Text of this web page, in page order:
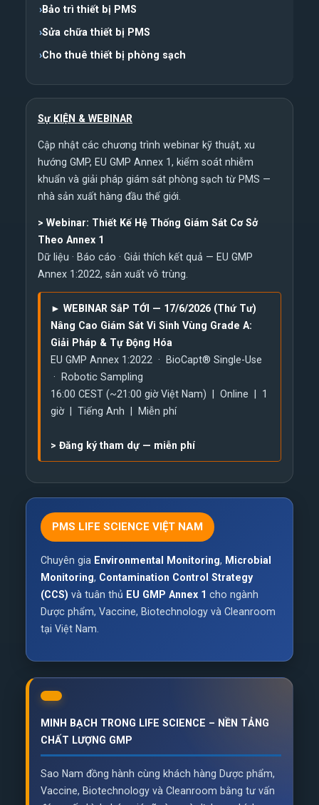
Bảo trì thiết bị PMS
Sửa chữa thiết bị PMS
Cho thuê thiết bị phòng sạch
Sự KIỆN & WEBINAR
Cập nhật các chương trình webinar kỹ thuật, xu
hướng GMP, EU GMP Annex 1, kiểm soát nhiễm
khuẩn và giải pháp giám sát phòng sạch từ PMS —
nhà sản xuất hàng đầu thế giới.
> Webinar: Thiết Kế Hệ Thống Giám Sát Cơ Sở
Theo Annex 1
Dữ liệu · Báo cáo · Giải thích kết quả — EU GMP
Annex 1:2022, sản xuất vô trùng.
► WEBINAR SắP TỚI — 17/6/2026 (Thứ Tư)
Nâng Cao Giám Sát Vi Sinh Vùng Grade A:
Giải Pháp & Tự Động Hóa
EU GMP Annex 1:2022 · BioCapt® Single-Use
· Robotic Sampling
16:00 CEST (~21:00 giờ Việt Nam) | Online | 1
giờ | Tiếng Anh | Miễn phí
> Đăng ký tham dự — miễn phí
PMS LIFE SCIENCE VIỆT NAM
Chuyên gia Environmental Monitoring, Microbial
Monitoring, Contamination Control Strategy
(CCS) và tuân thủ EU GMP Annex 1 cho ngành
Dược phẩm, Vaccine, Biotechnology và Cleanroom
tại Việt Nam.
MINH BẠCH TRONG LIFE SCIENCE – NỀN TẢNG
CHẤT LƯỢNG GMP
Sao Nam đồng hành cùng khách hàng Dược phẩm,
Vaccine, Biotechnology và Cleanroom bằng tư vấn